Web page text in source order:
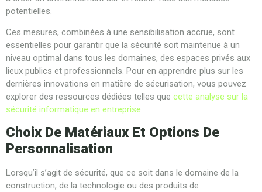
potentielles.
Ces mesures, combinées à une sensibilisation accrue, sont
essentielles pour garantir que la sécurité soit maintenue à un
niveau optimal dans tous les domaines, des espaces privés aux
lieux publics et professionnels. Pour en apprendre plus sur les
dernières innovations en matière de sécurisation, vous pouvez
explorer des ressources dédiées telles que cette analyse sur la
sécurité informatique en entreprise.
Choix De Matériaux Et Options De
Personnalisation
Lorsqu’il s’agit de sécurité, que ce soit dans le domaine de la
construction, de la technologie ou des produits de